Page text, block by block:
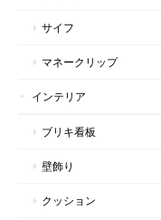
サイフ
マネークリップ
インテリア
ブリキ看板
壁飾り
クッション